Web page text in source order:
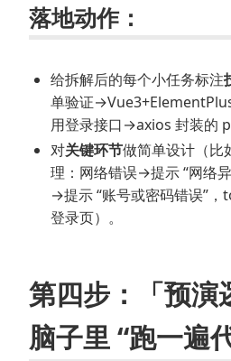
落地动作：
给拆解后的每个小任务标注
单验证
用登录接口→axios 封装的
对关键环节做简单设计（比
理：网络错误→提示 “网络
→提示 “账号或密码错误”
登录页）。
第四步：「预演
脑子里 “跑一遍